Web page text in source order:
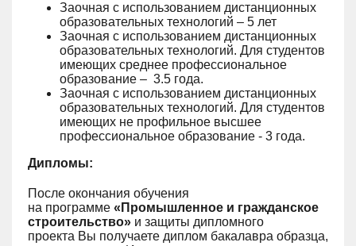
Заочная с использованием дистанционных
образовательных технологий – 5 лет
Заочная с использованием дистанционных
образовательных технологий. Для студентов
имеющих среднее профессиональное
образование – 3.5 года.
Заочная с использованием дистанционных
образовательных технологий. Для студентов
имеющих не профильное высшее
профессиональное образование - 3 года.
Дипломы:
После окончания обучения
на программе «Промышленное и гражданское
строительство» и защиты дипломного
проекта Вы получаете диплом бакалавра образца,